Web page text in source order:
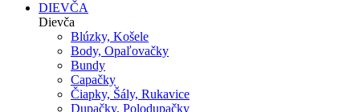
DIEVČA
Dievča
Blúzky, Košele
Body, Opaľovačky
Bundy
Capačky
Čiapky, Šály, Rukavice
Dupačky, Polodupačky